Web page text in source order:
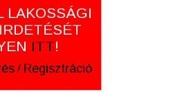
LAKOSSÁGI
ITT!
/ Regisztráció